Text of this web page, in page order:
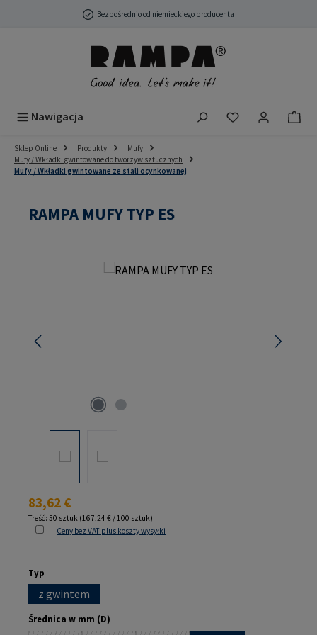
Przejdź do głównej zawartościBezpośrednio od niemieckiego producenta
Nawigacja Masz 0
Sklep Online Produkty
Mufy
Mufy / Wkładki gwintowane do tworzyw sztucznych
Mufy / Wkładki gwintowane ze stali ocynkowanej
RAMPA MUFY TYP ES
Pomiń galerię zdjęć
Cena regularna:
83,62 €
Treść: 50 sztuk (167,24 € / 100 sztuk)
Ceny bez VAT plus koszty wysyłki
Wybierz
Typ
z gwintem
Wybierz
Średnica w mm (D)